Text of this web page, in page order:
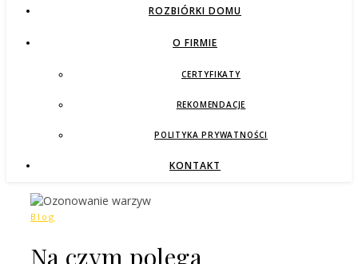
ROZBIÓRKI DOMU
O FIRMIE
CERTYFIKATY
REKOMENDACJE
POLITYKA PRYWATNOŚCI
KONTAKT
Blog
Na czym polega